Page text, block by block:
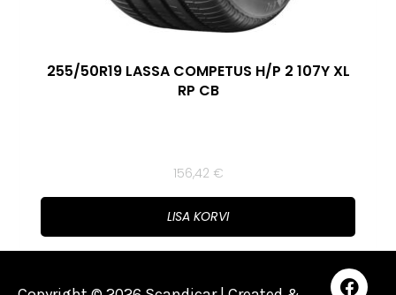
255/50R19 LASSA COMPETUS H/P 2 107Y XL
RP CB
156,42 €
LISA KORVI